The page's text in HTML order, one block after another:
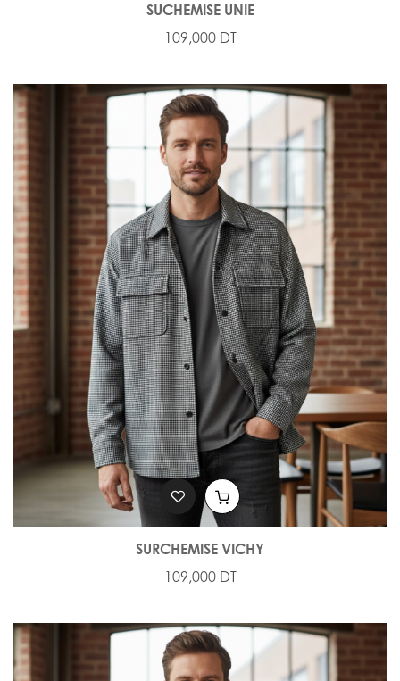
SUCHEMISE UNIE
109,000 DT
SURCHEMISE VICHY
109,000 DT